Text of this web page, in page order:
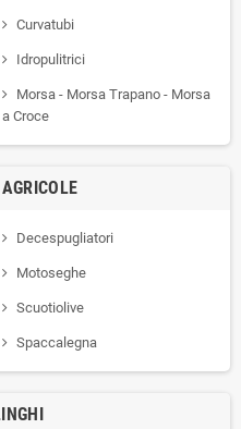
Curvatubi
Idropulitrici
Morsa - Morsa Trapano - Morsa
a Croce
Decespugliatori
Motoseghe
Scuotiolive
Spaccalegna